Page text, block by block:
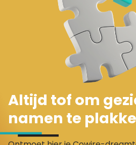
Altijd tof om
namen te